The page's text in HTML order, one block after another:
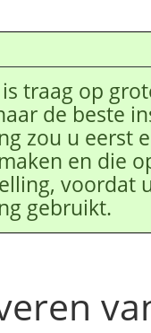
traag op
de beste
zou u eerst
en die
voordat
gebruikt.